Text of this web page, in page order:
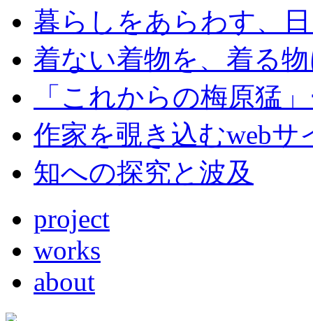
暮らしをあらわす、
着ない着物を、着る
「これからの梅原猛
作家を覗き込むwebサ
知への探究と波及
project
works
about